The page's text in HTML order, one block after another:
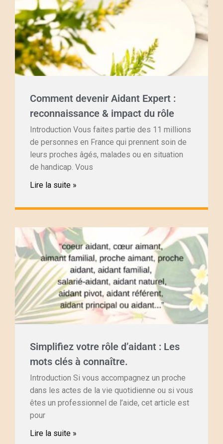
Comment devenir Aidant Expert :
reconnaissance & impact du rôle
Introduction Vous faites partie des 11 millions
de personnes en France qui prennent soin de
leurs proches âgés, malades ou en situation
de handicap. Vous
Lire la suite »
Simplifiez votre rôle d’aidant : Les
mots clés à connaître.
Introduction Si vous accompagnez un proche
dans les actes de la vie quotidienne ou si vous
êtes un professionnel de l’aide, cet article est
pour
Lire la suite »